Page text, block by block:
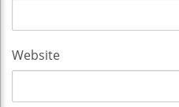
Website